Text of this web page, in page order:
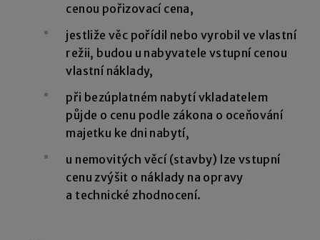
cenou pořizovací cena,
jestliže věc pořídil nebo vyrobil ve vlastní
režii, budou u nabyvatele vstupní cenou
vlastní náklady,
při bezúplatném nabytí vkladatelem
půjde o cenu podle zákona o oceňování
majetku ke dni nabytí,
u nemovitých věcí (stavby) lze vstupní
cenu zvýšit o náklady na opravy
a technické zhodnocení.